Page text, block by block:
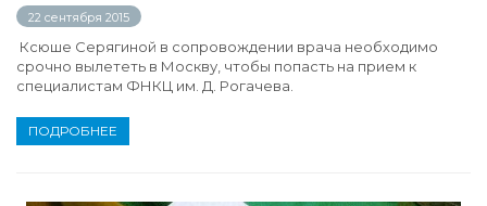
22 сентября 2015
Ксюше Серягиной в сопровождении врача необходимо
срочно вылететь в Москву, чтобы попасть на прием к
специалистам ФНКЦ им. Д. Рогачева.
ПОДРОБНЕЕ